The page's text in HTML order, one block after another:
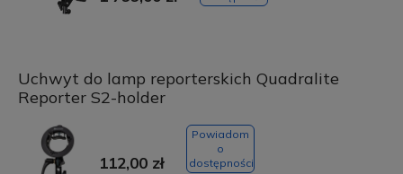
Uchwyt do lamp reporterskich Quadralite
Reporter S2-holder
112,00 zł
Powiadom
o
dostępności